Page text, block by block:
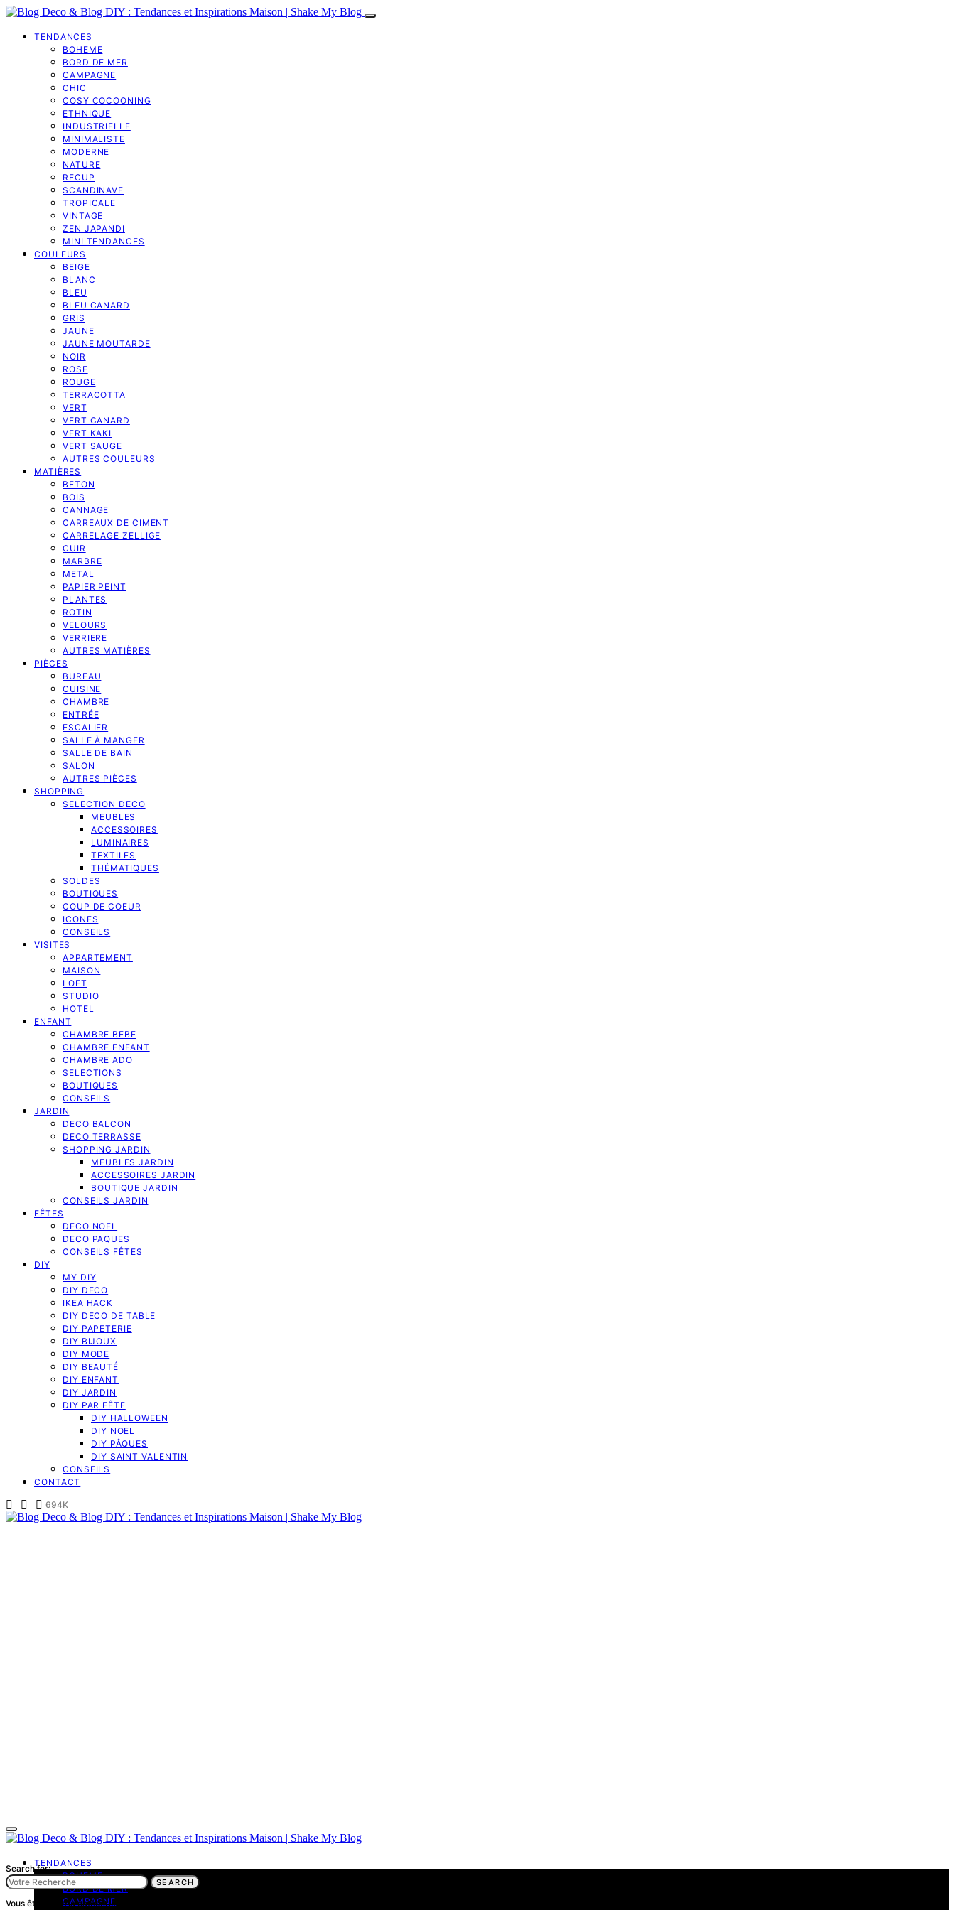
TENDANCES
BOHEME
BORD DE MER
CAMPAGNE
CHIC
COSY COCOONING
ETHNIQUE
INDUSTRIELLE
MINIMALISTE
MODERNE
NATURE
RECUP
SCANDINAVE
TROPICALE
VINTAGE
ZEN JAPANDI
MINI TENDANCES
COULEURS
BEIGE
BLANC
BLEU
BLEU CANARD
GRIS
JAUNE
JAUNE MOUTARDE
NOIR
ROSE
ROUGE
TERRACOTTA
VERT
VERT CANARD
VERT KAKI
VERT SAUGE
AUTRES COULEURS
MATIÈRES
BETON
BOIS
CANNAGE
CARREAUX DE CIMENT
CARRELAGE ZELLIGE
CUIR
MARBRE
METAL
PAPIER PEINT
PLANTES
ROTIN
VELOURS
VERRIERE
AUTRES MATIÈRES
PIÈCES
BUREAU
CUISINE
CHAMBRE
ENTRÉE
ESCALIER
SALLE À MANGER
SALLE DE BAIN
SALON
AUTRES PIÈCES
SHOPPING
SELECTION DECO
MEUBLES
ACCESSOIRES
LUMINAIRES
TEXTILES
THÉMATIQUES
SOLDES
BOUTIQUES
COUP DE COEUR
ICONES
CONSEILS
VISITES
APPARTEMENT
MAISON
LOFT
STUDIO
HOTEL
ENFANT
CHAMBRE BEBE
CHAMBRE ENFANT
CHAMBRE ADO
SELECTIONS
BOUTIQUES
CONSEILS
JARDIN
DECO BALCON
DECO TERRASSE
SHOPPING JARDIN
MEUBLES JARDIN
ACCESSOIRES JARDIN
BOUTIQUE JARDIN
CONSEILS JARDIN
FÊTES
DECO NOEL
DECO PAQUES
CONSEILS FÊTES
DIY
MY DIY
DIY DECO
IKEA HACK
DIY DECO DE TABLE
DIY PAPETERIE
DIY BIJOUX
DIY MODE
DIY BEAUTÉ
DIY ENFANT
DIY JARDIN
DIY PAR FÊTE
DIY HALLOWEEN
DIY NOEL
DIY PÂQUES
DIY SAINT VALENTIN
CONSEILS
CONTACT
694K
TENDANCES
BOHEME
BORD DE MER
CAMPAGNE
Search for:
SEARCH
Vous êtes dans la catégorie